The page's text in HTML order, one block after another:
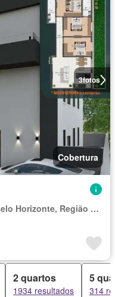
3fotos
Cobertura
Região Geográfica Imediata de Belo Horizonte, Região Metropolitana de Belo Horizonte
2 quartos
1934 resultados
5
314